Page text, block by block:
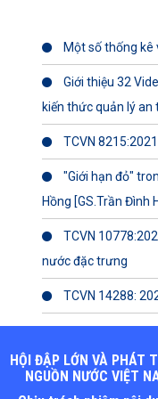
Một số thống kê
Giới thiệu 32
kiến thức quản lý an
TCVN
"Giới hạn đỏ"
Hồng [GS.Trần Đình
TCVN
nước đặc trưng
TCVN 14288:
HỘI ĐẬP LỚN VÀ PHÁT
NGUỒN NƯỚC VIỆT